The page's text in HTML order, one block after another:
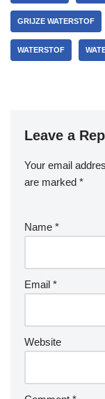
GRIJZE WATERSTOF
WATERSTOF
Leave a
Your email
are marked *
Name *
Email *
Website